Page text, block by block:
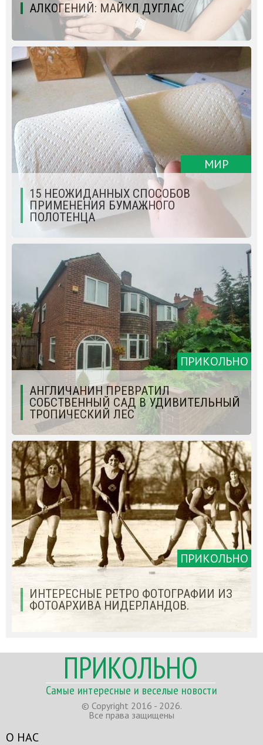
АЛКОГЕНИЙ: МАЙКЛ ДУГЛАС
МИР
15 НЕОЖИДАННЫХ СПОСОБОВ
ПРИМЕНЕНИЯ БУМАЖНОГО
ПОЛОТЕНЦА
ПРИКОЛЬНО
АНГЛИЧАНИН ПРЕВРАТИЛ
СОБСТВЕННЫЙ САД В УДИВИТЕЛЬНЫЙ
ТРОПИЧЕСКИЙ ЛЕС
ПРИКОЛЬНО
ИНТЕРЕСНЫЕ РЕТРО ФОТОГРАФИИ ИЗ
ФОТОАРХИВА НИДЕРЛАНДОВ.
ПРИКОЛЬНО
Самые интересные и веселые новости
© Copyright 2016 - 2026.
Все права защищены
О НАС